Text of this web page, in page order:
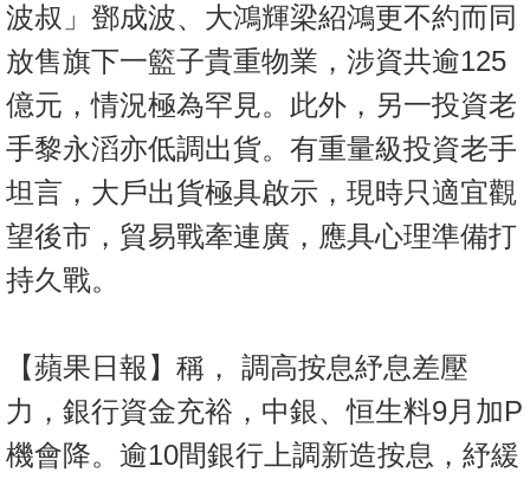
博
客
地
產
新
聞
數
據
佈
置
手
波叔」鄧成波、大鴻輝梁紹鴻更不約而同
放售旗下一籃子貴重物業，涉資共逾125
億元，情況極為罕見。此外，另一投資老
手黎永滔亦低調出貨。有重量級投資老手
坦言，大戶出貨極具啟示，現時只適宜觀
望後市，貿易戰牽連廣，應具心理準備打
持久戰。
【蘋果日報】稱， 調高按息紓息差壓
力，銀行資金充裕，中銀、恒生料9月加P
機會降。逾10間銀行上調新造按息，紓緩